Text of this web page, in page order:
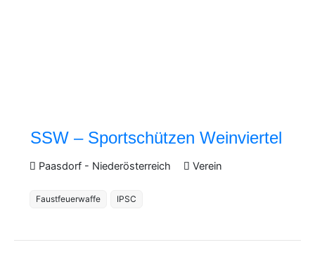
SSW – Sportschützen Weinviertel
Paasdorf - Niederösterreich Verein
Faustfeuerwaffe IPSC